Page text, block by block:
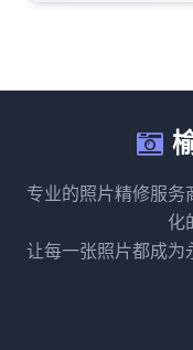
专业的照片精修服务
化
让每一张照片都成为